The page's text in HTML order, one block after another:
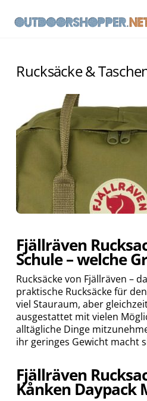
content
Rucksäcke &
Fjällräven
Schule – welche
Rucksäcke von Fjällräven –
praktische Rucksäcke für
viel Stauraum, aber
ausgestattet mit vielen
alltägliche Dinge
ihr geringes Gewicht macht
Fjällräven
Kånken Daypack